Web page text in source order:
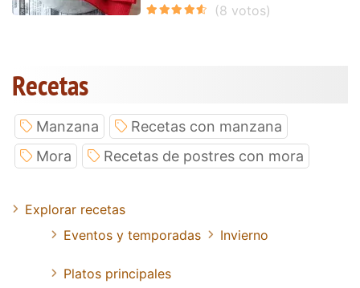
Recetas
Manzana
Recetas con manzana
Mora
Recetas de postres con mora
Explorar recetas
Eventos y temporadas
Invierno
Platos principales